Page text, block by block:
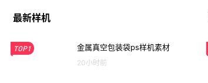
最新样机
TOP1 金属真空包装袋ps样机素材
20小时前